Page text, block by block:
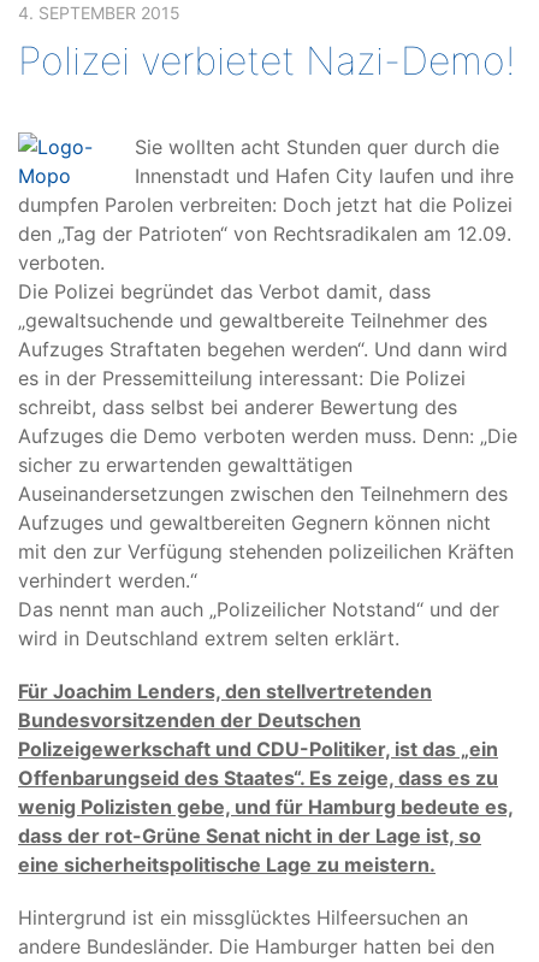
4. SEPTEMBER 2015
Polizei verbietet Nazi-Demo!
Sie wollten acht Stunden quer durch die
Innenstadt und Hafen City laufen und ihre
dumpfen Parolen verbreiten: Doch jetzt hat die Polizei
den „Tag der Patrioten“ von Rechtsradikalen am 12.09.
verboten.
Die Polizei begründet das Verbot damit, dass
„gewaltsuchende und gewaltbereite Teilnehmer des
Aufzuges Straftaten begehen werden“. Und dann wird
es in der Pressemitteilung interessant: Die Polizei
schreibt, dass selbst bei anderer Bewertung des
Aufzuges die Demo verboten werden muss. Denn: „Die
sicher zu erwartenden gewalttätigen
Auseinandersetzungen zwischen den Teilnehmern des
Aufzuges und gewaltbereiten Gegnern können nicht
mit den zur Verfügung stehenden polizeilichen Kräften
verhindert werden.“
Das nennt man auch „Polizeilicher Notstand“ und der
wird in Deutschland extrem selten erklärt.
Für Joachim Lenders, den stellvertretenden
Bundesvorsitzenden der Deutschen
Polizeigewerkschaft und CDU-Politiker, ist das „ein
Offenbarungseid des Staates“. Es zeige, dass es zu
wenig Polizisten gebe, und für Hamburg bedeute es,
dass der rot-Grüne Senat nicht in der Lage ist, so
eine sicherheitspolitische Lage zu meistern.
Hintergrund ist ein missglücktes Hilfeersuchen an
andere Bundesländer. Die Hamburger hatten bei den